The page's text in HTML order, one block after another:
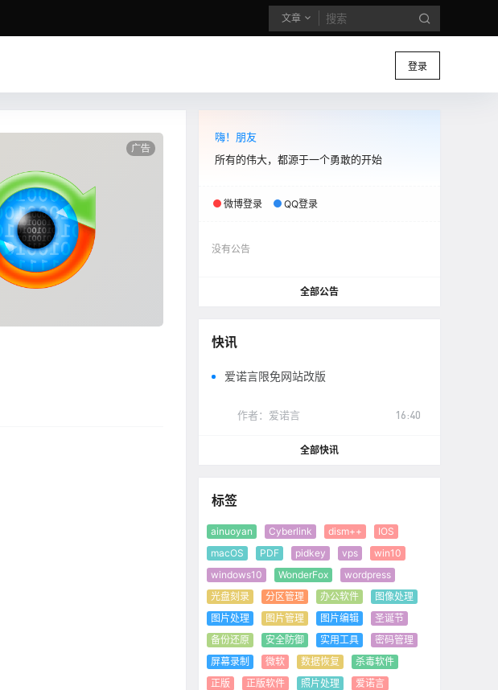
文章
登录
嗨！朋友
所有的伟大，都源于一个勇敢的开始
微博登录 QQ登录
没有公告
全部公告
快讯
爱诺言限免网站改版
作者： 爱诺言 16:40
全部快讯
标签
ainuoyan Cyberlink dism++
IOS
macOS
PDF pidkey vps
win10
windows10
WonderFox
wordpress
光盘刻录
分区管理 办公软件
图像处理
图片处理
图片管理 图片编辑
圣诞节
备份还原
安全防御 实用工具
密码管理
屏幕录制
微软 数据恢复
杀毒软件
正版
正版软件 照片处理
爱诺言